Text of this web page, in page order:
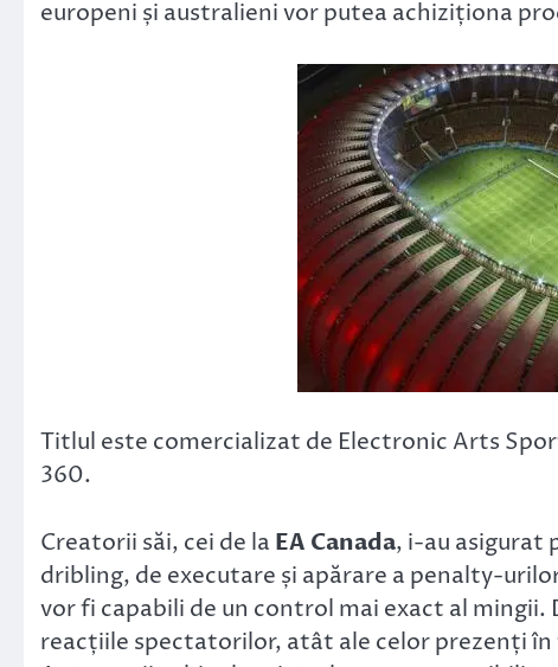
europeni și australieni vor putea achiziționa
Titlul este comercializat de Electronic Arts
360.
Creatorii săi, cei de la EA Canada, i-au asigurat
dribling, de executare și apărare a penalty-
vor fi capabili de un control mai exact al
reacțiile spectatorilor, atât ale celor prezenți